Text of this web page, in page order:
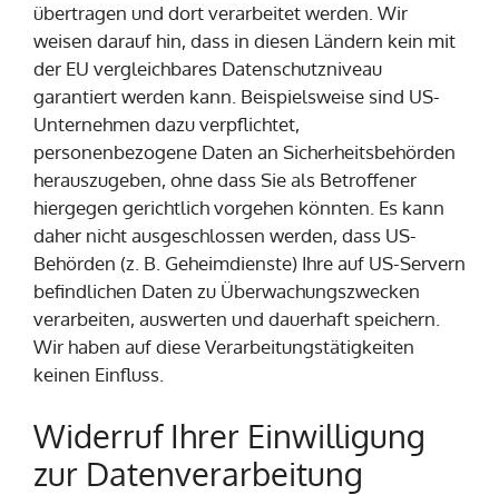
übertragen und dort verarbeitet werden. Wir
weisen darauf hin, dass in diesen Ländern kein mit
der EU vergleichbares Datenschutzniveau
garantiert werden kann. Beispielsweise sind US-
Unternehmen dazu verpflichtet,
personenbezogene Daten an Sicherheitsbehörden
herauszugeben, ohne dass Sie als Betroffener
hiergegen gerichtlich vorgehen könnten. Es kann
daher nicht ausgeschlossen werden, dass US-
Behörden (z. B. Geheimdienste) Ihre auf US-Servern
befindlichen Daten zu Überwachungszwecken
verarbeiten, auswerten und dauerhaft speichern.
Wir haben auf diese Verarbeitungstätigkeiten
keinen Einfluss.
Widerruf Ihrer Einwilligung
zur Datenverarbeitung